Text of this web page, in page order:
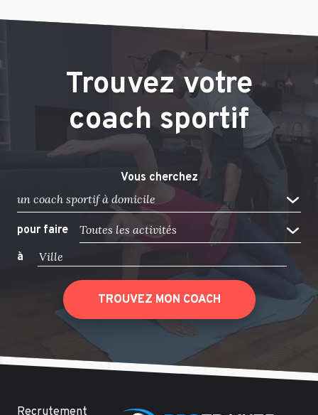
Trouvez votre
coach sportif
Vous cherchez
un coach sportif à domicile
pour faire
Toutes les activités
à
TROUVEZ MON COACH
Recrutement